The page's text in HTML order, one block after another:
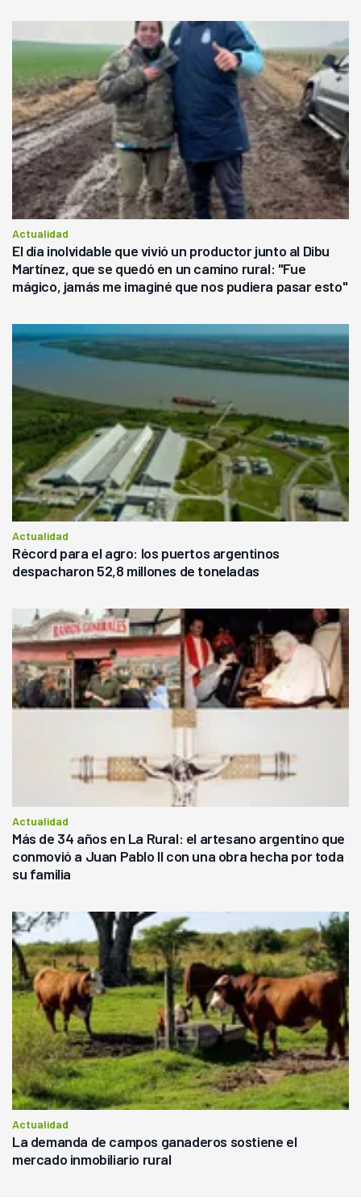
Actualidad
El día inolvidable que vivió un productor junto al Dibu
Martínez, que se quedó en un camino rural: "Fue
mágico, jamás me imaginé que nos pudiera pasar esto"
Actualidad
Récord para el agro: los puertos argentinos
despacharon 52,8 millones de toneladas
Actualidad
Más de 34 años en La Rural: el artesano argentino que
conmovió a Juan Pablo II con una obra hecha por toda
su familia
Actualidad
La demanda de campos ganaderos sostiene el
mercado inmobiliario rural